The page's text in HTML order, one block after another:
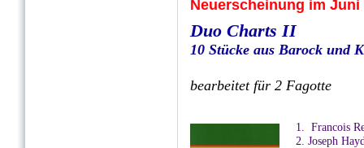
Neuerscheinung im Juni
Duo Charts II
10 Stücke aus Barock und
bearbeitet für 2 Fagotte
1. Francois
2. Joseph